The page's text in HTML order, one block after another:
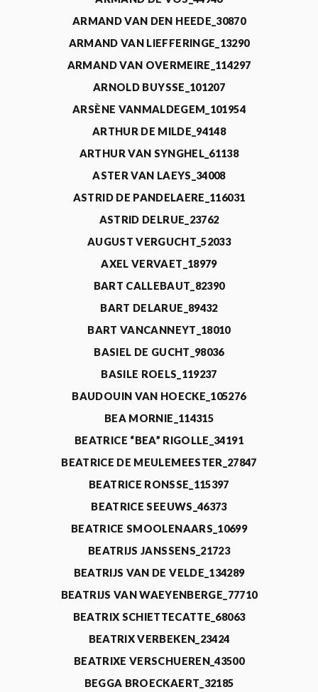
ARMAND VAN DEN HEEDE_30870
ARMAND VAN LIEFFERINGE_13290
ARMAND VAN OVERMEIRE_114297
ARNOLD BUYSSE_101207
ARSÈNE VANMALDEGEM_101954
ARTHUR DE MILDE_94148
ARTHUR VAN SYNGHEL_61138
ASTER VAN LAEYS_34008
ASTRID DE PANDELAERE_116031
ASTRID DELRUE_23762
AUGUST VERGUCHT_52033
AXEL VERVAET_18979
BART CALLEBAUT_82390
BART DELARUE_89432
BART VANCANNEYT_18010
BASIEL DE GUCHT_98036
BASILE ROELS_119237
BAUDOUIN VAN HOECKE_105276
BEA MORNIE_114315
BEATRICE “BEA” RIGOLLE_34191
BEATRICE DE MEULEMEESTER_27847
BEATRICE RONSSE_115397
BEATRICE SEEUWS_46373
BEATRICE SMOOLENAARS_10699
BEATRIJS JANSSENS_21723
BEATRIJS VAN DE VELDE_134289
BEATRIJS VAN WAEYENBERGE_77710
BEATRIX SCHIETTECATTE_68063
BEATRIX VERBEKEN_23424
BEATRIXE VERSCHUEREN_43500
BEGGA BROECKAERT_32185